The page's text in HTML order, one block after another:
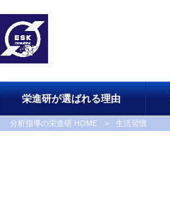
栄進研が選ばれる理由
分析指導の栄進研 HOME > 生活習慣